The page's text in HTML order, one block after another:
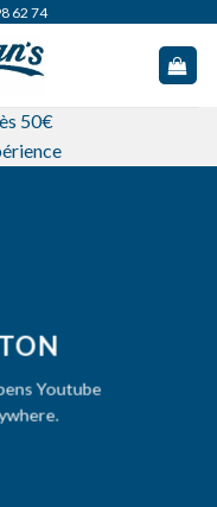
62 74
50€
Youtube